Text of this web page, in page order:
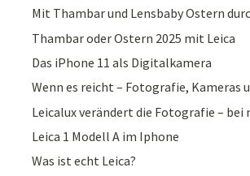
Mit Thambar und Lensbaby Ostern
Thambar oder Ostern 2025 mit Leica
Das iPhone 11 als Digitalkamera
Wenn es reicht – Fotografie, Kameras
Leicalux verändert die Fotografie – bei
Leica 1 Modell A im Iphone
Was ist echt Leica?